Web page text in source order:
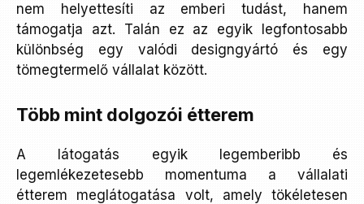
nem helyettesíti az emberi tudást, hanem
támogatja azt. Talán ez az egyik legfontosabb
különbség egy valódi designgyártó és egy
tömegtermelő vállalat között.
Több mint dolgozói étterem
A látogatás egyik legemberibb és
legemlékezetesebb momentuma a vállalati
étterem meglátogatása volt, amely tökéletesen